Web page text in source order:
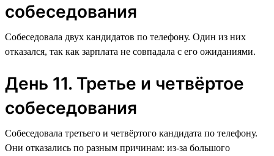
собеседования
Собеседовала двух кандидатов по телефону. Один из них
отказался, так как зарплата не совпадала с его ожиданиями.
День 11. Третье и четвёртое
собеседования
Собеседовала третьего и четвёртого кандидата по телефону.
Они отказались по разным причинам: из-за большого